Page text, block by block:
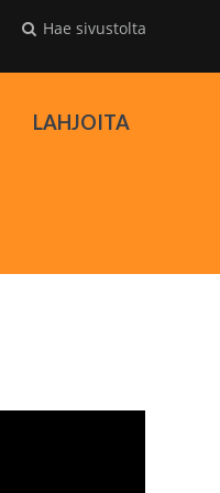
Hae sivustolta
LAHJOITA